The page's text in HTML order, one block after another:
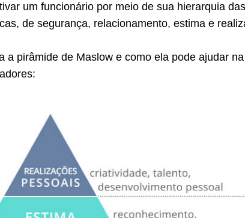
um funcionário por meio de sua hierarquia das
de segurança, relacionamento, estima e
a pirâmide de Maslow e como ela pode ajudar na